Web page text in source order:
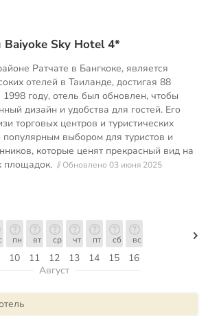
Baiyoke Sky Hotel 4*
Ратчате в Бангкоке, является
отелей в Таиланде, достигая 88
году, отель был обновлен, чтобы
дизайн и удобства для гостей. Его
торговых центров и туристических
популярным выбором для туристов и
которые ценят прекрасный вид на
площадок. // Обновлено 03 июня 2025
10
пн
11
вт
12
ср
13
чт
14
пт
15
сб
16
вс
Август